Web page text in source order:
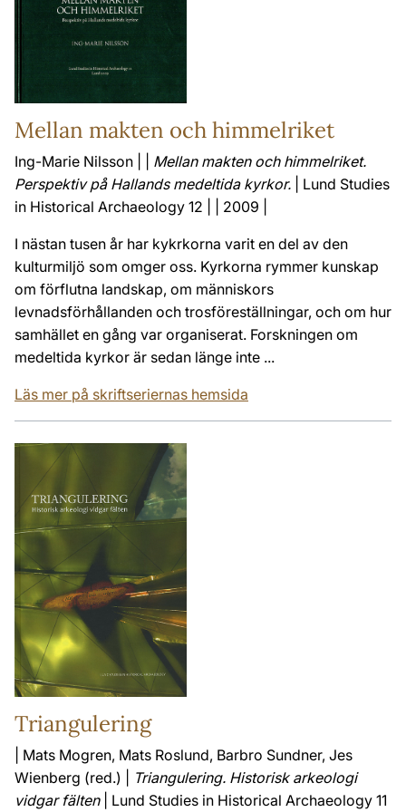
Mellan makten och himmelriket
Ing-Marie Nilsson | | Mellan makten och himmelriket.
Perspektiv på Hallands medeltida kyrkor. | Lund Studies
in Historical Archaeology 12 | | 2009 |
I nästan tusen år har kykrkorna varit en del av den
kulturmiljö som omger oss. Kyrkorna rymmer kunskap
om förflutna landskap, om människors
levnadsförhållanden och trosföreställningar, och om hur
samhället en gång var organiserat. Forskningen om
medeltida kyrkor är sedan länge inte ...
Läs mer på skriftseriernas hemsida
Triangulering
| Mats Mogren, Mats Roslund, Barbro Sundner, Jes
Wienberg (red.) |
Triangulering. Historisk arkeologi
vidgar fälten| Lund Studies in Historical Archaeology 11